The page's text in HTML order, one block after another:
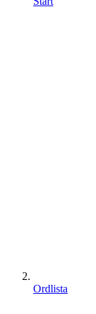
Ordlista